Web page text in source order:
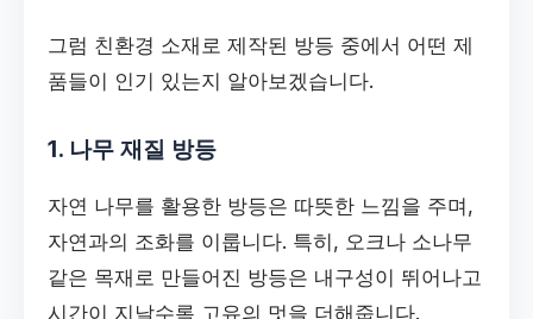
그럼 친환경 소재로 제작된 방등 중에서 어떤 제
품들이 인기 있는지 알아보겠습니다.
1. 나무 재질 방등
자연 나무를 활용한 방등은 따뜻한 느낌을 주며,
자연과의 조화를 이룹니다. 특히, 오크나 소나무
같은 목재로 만들어진 방등은 내구성이 뛰어나고
시간이 지날수록 고유의 멋을 더해줍니다.